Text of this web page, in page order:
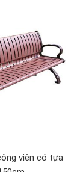
viên có tựa